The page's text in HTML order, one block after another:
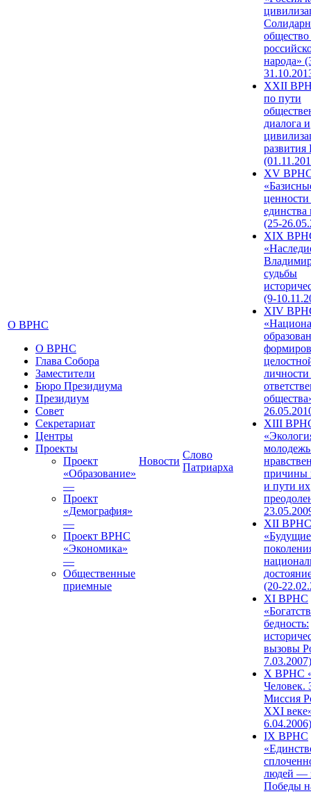
О ВРНС
О ВРНС
Глава Собора
Заместители
Бюро Президиума
Президиум
Совет
Секретариат
Центры
Проекты
Проект
«Образование»
—
Проект
«Демография»
—
Проект ВРНС
«Экономика»
—
Общественные
приемные
Новости
Слово
Патриарха
народа»
XXII
по пути
диалога и
развития
XV
единства
(25-
XIX
судьбы
(9-
XIV
XIII
причины
и пути их
XII ВРНС
«Будущие
(20-
XI ВРНС
бедность:
вызовы
7.03.2007)
X ВРНС
Человек.
Миссия
XXI
6.04.2006)
IX ВРНС
людей —
Победы